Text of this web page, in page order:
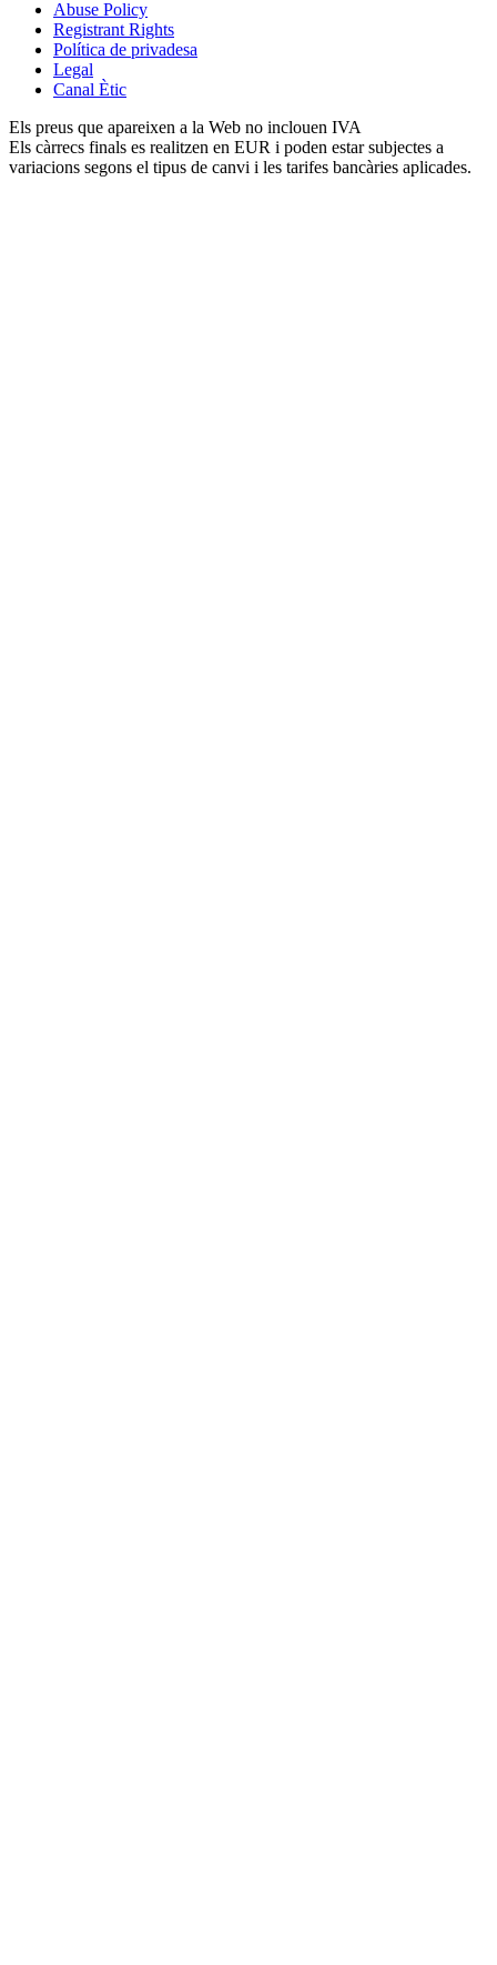
Abuse Policy
Registrant Rights
Política de privadesa
Legal
Canal Ètic
Els preus que apareixen a la Web no inclouen IVA
Els càrrecs finals es realitzen en EUR i poden estar subjectes a
variacions segons el tipus de canvi i les tarifes bancàries aplicades.